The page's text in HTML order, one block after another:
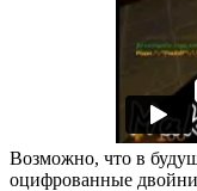
Возможно, что в
оцифрованные